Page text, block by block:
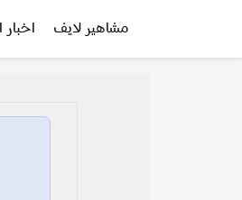
مشاهير لايف